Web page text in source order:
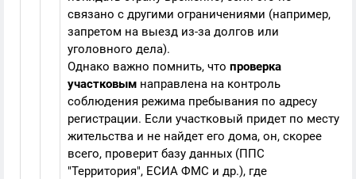
связано с другими ограничениями (например,
запретом на выезд из-за долгов или
уголовного дела).
Однако важно помнить, что проверка
участковым направлена на контроль
соблюдения режима пребывания по адресу
регистрации. Если участковый придет по месту
жительства и не найдет его дома, он, скорее
всего, проверит базу данных (ППС
"Территория", ЕСИА ФМС и др.), где